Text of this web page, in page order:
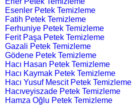
Esenler Petek Temizleme
Fatih Petek Temizleme
Ferhuniye Petek Temizleme
Ferit Paşa Petek Temizleme
Gazali Petek Temizleme
Gödene Petek Temizleme
Hacı Hasan Petek Temizleme
Hacı Kaymak Petek Temizleme
Hacı Yusuf Mescit Petek Temizleme
Hacıveyiszade Petek Temizleme
Hamza Oğlu Petek Temizleme